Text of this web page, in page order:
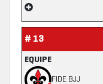
# 13
EQUIPE
FIDE BJJ